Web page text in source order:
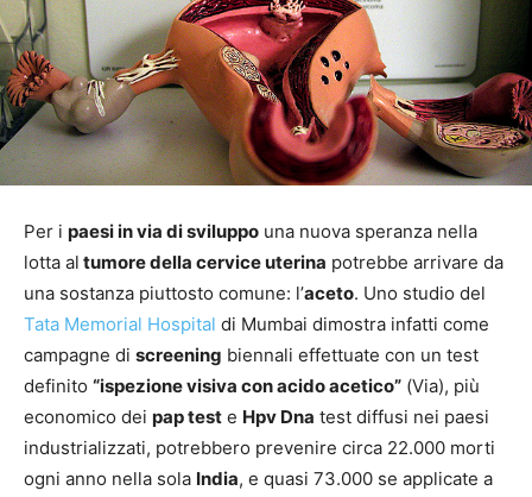
Per i paesi in via di sviluppo una nuova speranza nella
lotta al tumore della cervice uterina potrebbe arrivare da
una sostanza piuttosto comune: l’aceto. Uno studio del
Tata Memorial Hospital di Mumbai dimostra infatti come
campagne di screening biennali effettuate con un test
definito “ispezione visiva con acido acetico” (Via), più
economico dei pap test e Hpv Dna test diffusi nei paesi
industrializzati, potrebbero prevenire circa 22.000 morti
ogni anno nella sola India, e quasi 73.000 se applicate a